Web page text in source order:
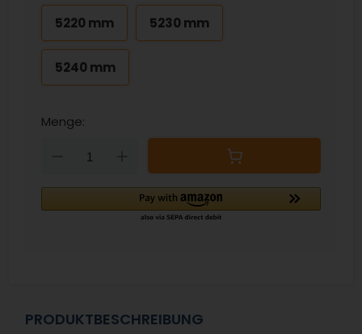
5220 mm 5230 mm
5240 mm
Menge:
Down
PRODUKTBESCHREIBUNG